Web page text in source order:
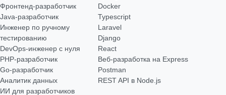
Фронтенд-разработчик
Java-разработчик
Инженер по ручному
тестированию
DevOps-инженер с нуля
РНР-разработчик
Go-разработчик
Аналитик данных
ИИ для разработчиков
Docker
Typescript
Laravel
Django
React
Веб-разработка на Express
Postman
REST API в Node.js